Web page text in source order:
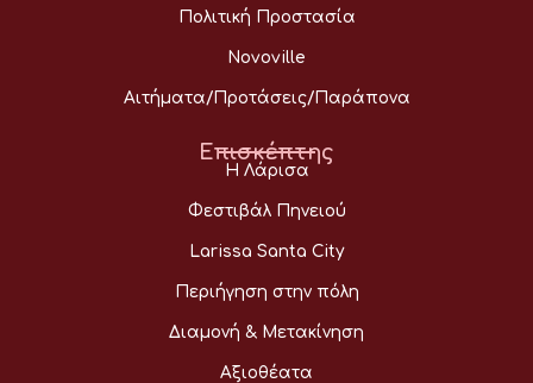
Πολιτική Προστασία
Novoville
Αιτήματα/Προτάσεις/Παράπονα
Επισκέπτης
Η Λάρισα
Φεστιβάλ Πηνειού
Larissa Santa City
Περιήγηση στην πόλη
Διαμονή & Μετακίνηση
Αξιοθέατα